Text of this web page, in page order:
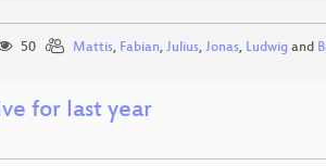
50 Mattis, Fabian, Julius, Jonas, Ludwigand
for last year